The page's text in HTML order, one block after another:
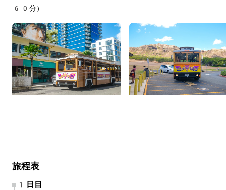
60分）
旅程表
1日目